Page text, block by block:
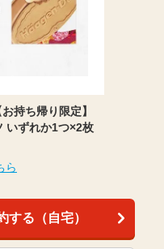
持ち帰り限定】
いずれか1つ×2枚
ら
する（自宅）